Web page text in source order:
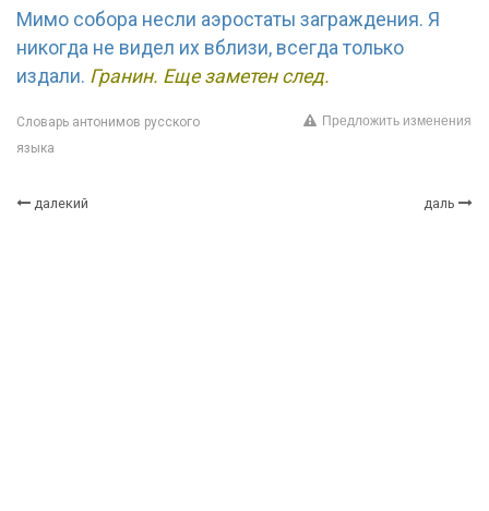
Мимо собора несли аэростаты заграждения. Я
никогда не видел их вблизи, всегда только
издали. Гранин. Еще заметен след.
Словарь антонимов русского
языка
Предложить изменения
далекий даль